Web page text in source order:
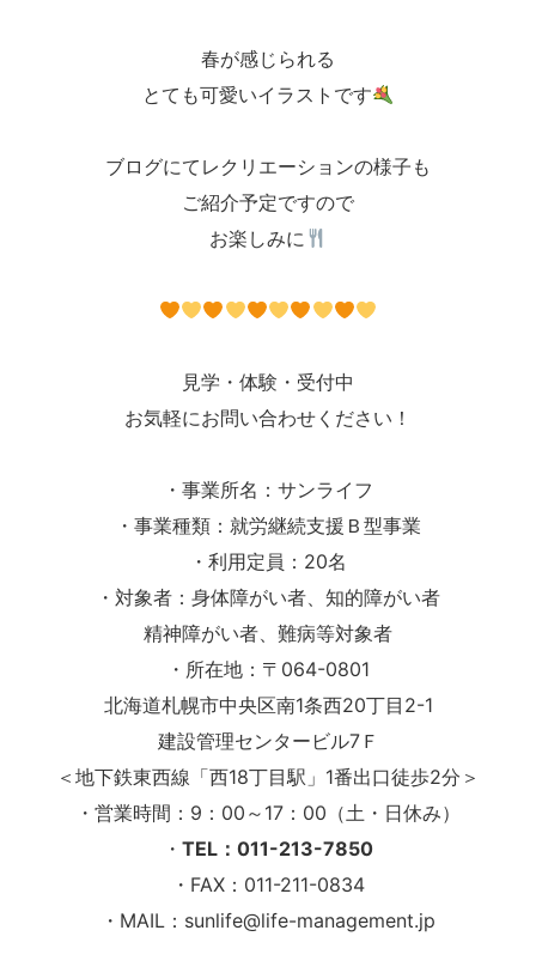
春が感じられる
とても可愛いイラストです
ブログにてレクリエーションの様子も
ご紹介予定ですので
お楽しみに
見学・体験・受付中
お気軽にお問い合わせください！
・事業所名：サンライフ
・事業種類：就労継続支援Ｂ型事業
・利用定員：20名
・対象者：身体障がい者、知的障がい者
精神障がい者、難病等対象者
・所在地：〒064-0801
北海道札幌市中央区南1条西20丁目2-1
建設管理センタービル7Ｆ
＜地下鉄東西線「西18丁目駅」1番出口徒歩2分＞
・営業時間：9：00～17：00（土・日休み）
・ TEL：011-213-7850
・FAX：011-211-0834
・MAIL：sunlife@life-management.jp